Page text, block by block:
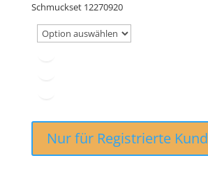
Schmuckset 12270920
Nur für Registrierte